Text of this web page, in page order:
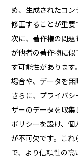
め、生成されたコ
修正することが重要
次に、著作権の問
が他者の著作物に
す可能性がありま
場合や、データを無
さらに、プライバ
ザーのデータを収
ポリシーを設け、
が不可欠です。こ
で、より信頼性の高